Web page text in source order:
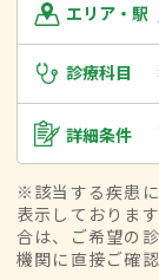
エリア・駅
診療科目
詳細条件
※該当する疾患
表示しておりま
合は、ご希望の
機関に直接ご確認